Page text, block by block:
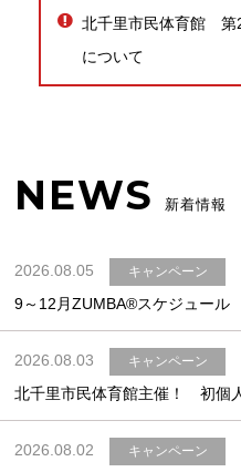
北千里市民体育館 第
について
NEWS 新着情報
2026.08.05 キャンペーン
9～12月ZUMBA®スケジュール
2026.08.03 キャンペーン
北千里市民体育館主催！ 初個
2026.08.02 キャンペーン